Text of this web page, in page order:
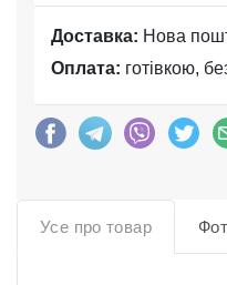
Доставка: Нова
Оплата: готівкою,
Усе про товар